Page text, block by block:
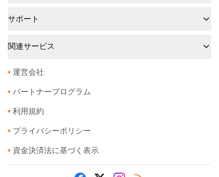
サポート
関連サービス
• 運営会社
• パートナープログラム
• 利用規約
• プライバシーポリシー
• 資金決済法に基づく表示